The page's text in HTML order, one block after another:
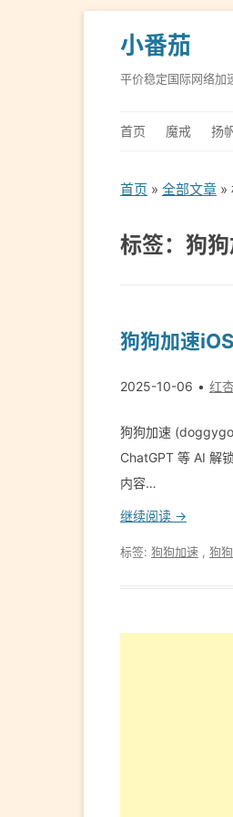
小番茄
平价稳定国际网络加
首页 魔戒 扬
首页 » 全部文章 »
标签：狗
狗狗加速
2025-10-06 红
狗狗加速
ChatGPT 等 AI 解
内容…
继续阅读 →
标签: 狗狗加速 狗